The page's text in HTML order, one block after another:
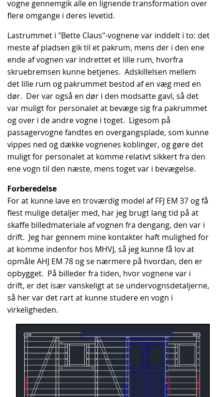
vogne gennemgik alle en lignende transformation over
flere omgange i deres levetid.
Lastrummet i "Bette Claus"-vognene var inddelt i to: det
meste af pladsen gik til et pakrum, mens der i den ene
ende af vognen var indrettet et lille rum, hvorfra
skruebremsen kunne betjenes. Adskillelsen mellem
det lille rum og pakrummet bestod af en væg med en
dør. Der var også en dør i den modsatte gavl, så det
var muligt for personalet at bevæge sig fra pakrummet
og over i de andre vogne i toget. Ligesom på
passagervogne fandtes en overgangsplade, som kunne
vippes ned og dække vognenes koblinger, og gøre det
muligt for personalet at komme relativt sikkert fra den
ene vogn til den næste, mens toget var i bevægelse.
Forberedelse
For at kunne lave en troværdig model af FFJ EM 37 og få
flest mulige detaljer med, har jeg brugt lang tid på at
skaffe billedmateriale af vognen fra dengang, den var i
drift. Jeg har gennem mine kontakter haft mulighed for
at komme indenfor hos MHVJ, så jeg kunne få lov at
opmåle AHJ EM 78 og se nærmere på hvordan, den er
opbygget. På billeder fra tiden, hvor vognene var i
drift, er det især vanskeligt at se undervognsdetaljerne,
så her var det rart at kunne studere en vogn i
virkeligheden.